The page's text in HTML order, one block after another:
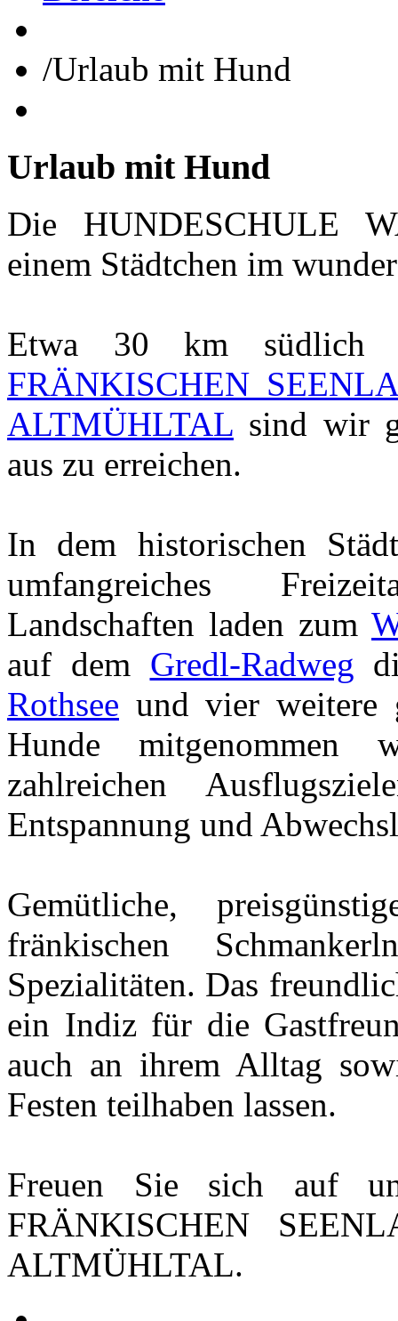
/Urlaub mit Hund
Urlaub mit Hund
Die HUNDESCHULE
einem Städtchen im
Etwa 30 km
FRÄNKISCHEN
ALTMÜHLTAL sind wir
aus zu erreichen.
In dem historischen
umfangreiches
Landschaften laden zum
auf dem Gredl-Radweg
Rothsee und vier weitere
Hunde mitgenommen
zahlreichen
Entspannung und
Gemütliche,
fränkischen
Spezialitäten. Das
ein Indiz für die
auch an ihrem Alltag
Festen teilhaben lassen.
Freuen Sie sich auf
FRÄNKISCHEN
ALTMÜHLTAL.